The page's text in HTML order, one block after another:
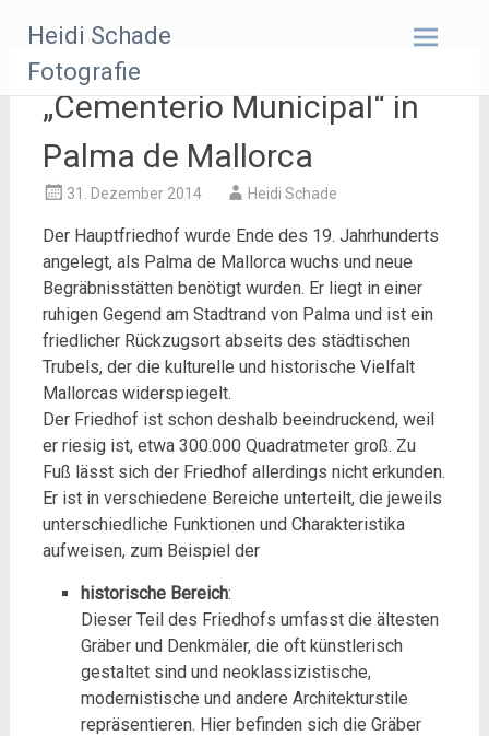
Inhalt
springen
Heidi Schade
Fotografie
„Cementerio Municipal“ in
Palma de Mallorca
31. Dezember 2014 Heidi Schade
Der Hauptfriedhof wurde Ende des 19. Jahrhunderts
angelegt, als Palma de Mallorca wuchs und neue
Begräbnisstätten benötigt wurden. Er liegt in einer
ruhigen Gegend am Stadtrand von Palma und ist ein
friedlicher Rückzugsort abseits des städtischen
Trubels, der die kulturelle und historische Vielfalt
Mallorcas widerspiegelt.
Der Friedhof ist schon deshalb beeindruckend, weil
er riesig ist, etwa 300.000 Quadratmeter groß. Zu
Fuß lässt sich der Friedhof allerdings nicht erkunden.
Er ist in verschiedene Bereiche unterteilt, die jeweils
unterschiedliche Funktionen und Charakteristika
aufweisen, zum Beispiel der
historische Bereich:
Dieser Teil des Friedhofs umfasst die ältesten
Gräber und Denkmäler, die oft künstlerisch
gestaltet sind und neoklassizistische,
modernistische und andere Architekturstile
repräsentieren. Hier befinden sich die Gräber